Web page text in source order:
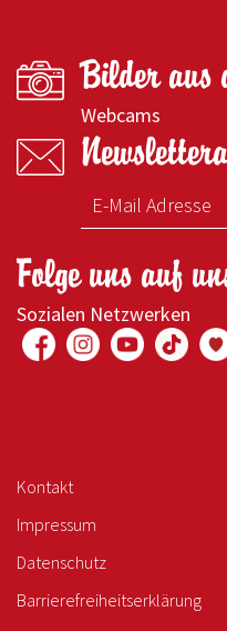
Bilder aus
Webcams
Folge uns auf
Sozialen Netzwerken
Kontakt
Impressum
Datenschutz
Barrierefreiheitserklärung